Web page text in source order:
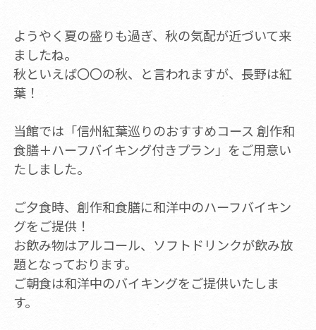
ようやく夏の盛りも過ぎ、秋の気配が近づいて来
ましたね。
秋といえば〇〇の秋、と言われますが、長野は紅
葉！
当館では「信州紅葉巡りのおすすめコース 創作和
食膳＋ハーフバイキング付きプラン」をご用意い
たしました。
ご夕食時、創作和食膳に和洋中のハーフバイキン
グをご提供！
お飲み物はアルコール、ソフトドリンクが飲み放
題となっております。
ご朝食は和洋中のバイキングをご提供いたしま
す。